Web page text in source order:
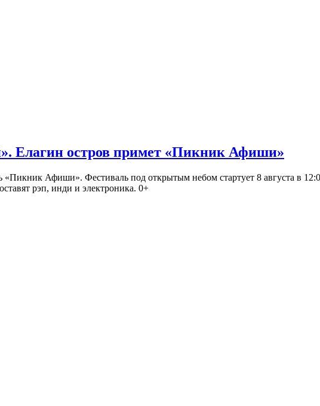
Елагин остров примет «Пикник Афиши»
Афиши». Фестиваль под открытым небом стартует 8 августа в
рэп, инди и электроника. 0+